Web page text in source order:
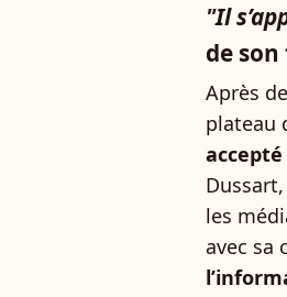
"Il
de son
Après
plateau
les
avec sa